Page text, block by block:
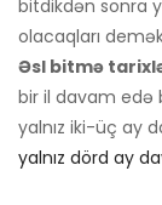
bitdikdən sonra
olacaqları
Əsl bitmə
bir il davam edə
yalnız iki-üç ay
yalnız dörd ay